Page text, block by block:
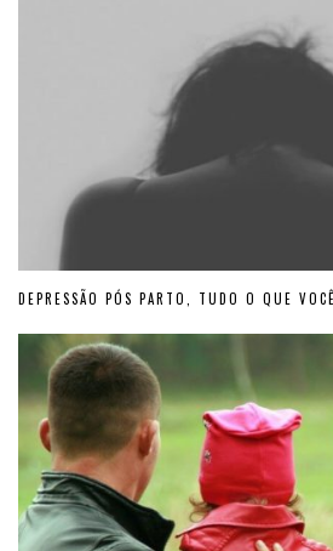
DEPRESSÃO PÓS PARTO, TUDO O QUE